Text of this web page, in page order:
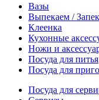
Вазы
Выпекаем /
Клеенка
Кухонные
Ножи и
Посуда для питья
Посуда для
Посуда для